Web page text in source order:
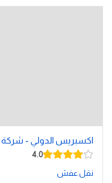
اكسبريس الدولي -
4.0
نقل عفش